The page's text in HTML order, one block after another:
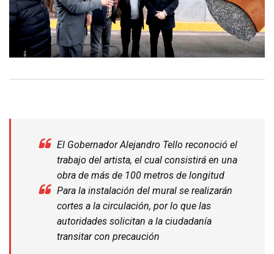
El Gobernador Alejandro Tello reconoció el
trabajo del artista, el cual consistirá en una
obra de más de 100 metros de longitud
Para la instalación del mural se realizarán
cortes a la circulación, por lo que las
autoridades solicitan a la ciudadanía
transitar con precaución